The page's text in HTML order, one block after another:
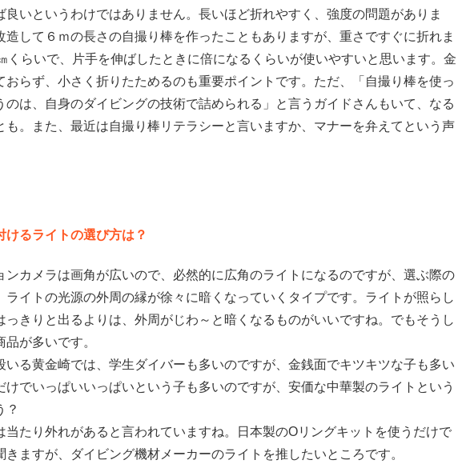
良いというわけではありません。長いほど折れやすく、強度の問題がありま
造して６ｍの長さの自撮り棒を作ったこともありますが、重さですぐに折れま
くらいで、片手を伸ばしたときに倍になるくらいが使いやすいと思います。金
おらず、小さく折りたためるのも重要ポイントです。ただ、「自撮り棒を使っ
のは、自身のダイビングの技術で詰められる」と言うガイドさんもいて、なる
も。また、最近は自撮り棒リテラシーと言いますか、マナーを弁えてという声
けるライトの選び方は？
ンカメラは画角が広いので、必然的に広角のライトになるのですが、選ぶ際の
ライトの光源の外周の縁が徐々に暗くなっていくタイプです。ライトが照らし
っきりと出るよりは、外周がじわ～と暗くなるものがいいですね。でもそうし
が多いです。
いる黄金崎では、学生ダイバーも多いのですが、金銭面でキツキツな子も多い
けでいっぱいいっぱいという子も多いのですが、安価な中華製のライトという
？
当たり外れがあると言われていますね。日本製のOリングキットを使うだけで
きますが、ダイビング機材メーカーのライトを推したいところです。